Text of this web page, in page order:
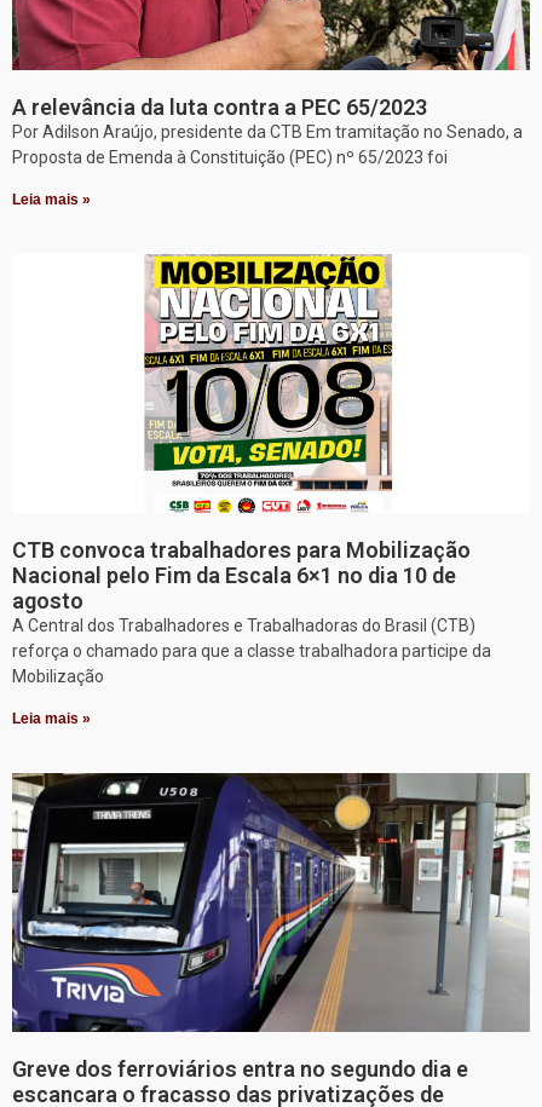
A relevância da luta contra a PEC 65/2023
Por Adilson Araújo, presidente da CTB Em tramitação no Senado, a
Proposta de Emenda à Constituição (PEC) nº 65/2023 foi
Leia mais »
CTB convoca trabalhadores para Mobilização
Nacional pelo Fim da Escala 6×1 no dia 10 de
agosto
A Central dos Trabalhadores e Trabalhadoras do Brasil (CTB)
reforça o chamado para que a classe trabalhadora participe da
Mobilização
Leia mais »
Greve dos ferroviários entra no segundo dia e
escancara o fracasso das privatizações de